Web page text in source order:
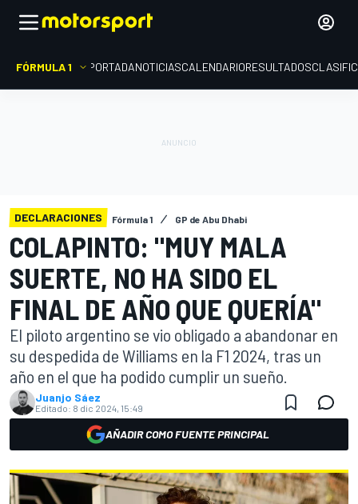
FÓRMULA 1 PORTADANOTICIASCALENDARIORESULTADOS
DECLARACIONES Fórmula 1 GP de Abu Dhabi
COLAPINTO: "MUY MALA
SUERTE, NO HA SIDO EL
FINAL DE AÑO QUE QUERÍA"
El piloto argentino se vio obligado a abandonar en
su despedida de Williams en la F1 2024, tras un
año en el que ha podido cumplir un sueño.
Juanjo Sáez
Editado: 8 dic 2024, 15:49
AÑADIR COMO FUENTE PRINCIPAL